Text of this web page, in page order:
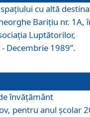
cu altă
Bariţiu nr. 1A,
Luptătorilor,
Decembrie 1989”.
învăţământ
pentru anul şcolar